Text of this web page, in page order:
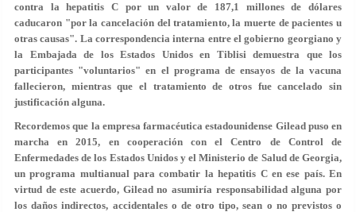
contra la hepatitis C por un valor de 187,1 millones de dólares
caducaron "por la cancelación del tratamiento, la muerte de pacientes u
otras causas". La correspondencia interna entre el gobierno georgiano y
la Embajada de los Estados Unidos en Tiblisi demuestra que los
participantes "voluntarios" en el programa de ensayos de la vacuna
fallecieron, mientras que el tratamiento de otros fue cancelado sin
justificación alguna.
Recordemos que la empresa farmacéutica estadounidense Gilead puso en
marcha en 2015, en cooperación con el Centro de Control de
Enfermedades de los Estados Unidos y el Ministerio de Salud de Georgia,
un programa multianual para combatir la hepatitis C en ese país. En
virtud de este acuerdo, Gilead no asumiría responsabilidad alguna por
los daños indirectos, accidentales o de otro tipo, sean o no previstos o